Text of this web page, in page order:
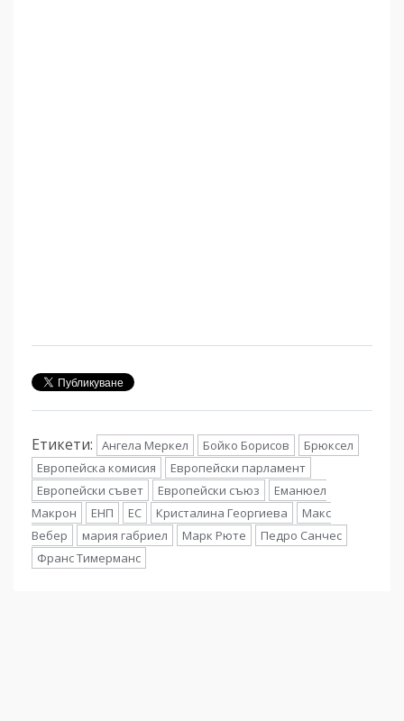
Етикети: Ангела Меркел Бойко Борисов
Брюксел
Европейска комисия
Европейски парламент
Европейски съвет
Европейски съюз
Еманюел
Макрон
ЕНП ЕС Кристалина Георгиева
Макс
Вебер
мария габриел Марк Рюте
Педро Санчес
Франс Тимерманс